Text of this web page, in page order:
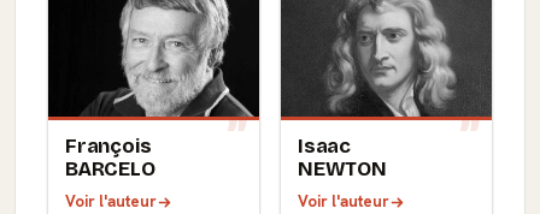
François
BARCELO
Voir l'auteur
Isaac
NEWTON
Voir l'auteur